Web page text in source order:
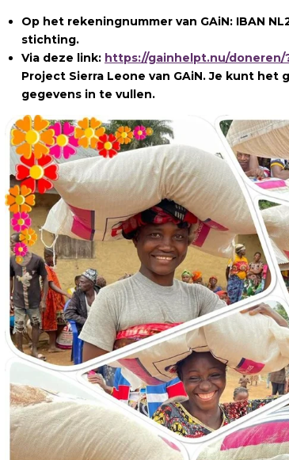
Op het rekeningnummer van GAiN: IBAN
stichting.
Via deze link: https://gainhelpt.nu/
Project Sierra Leone van GAiN. Je kunt
gegevens in te vullen.